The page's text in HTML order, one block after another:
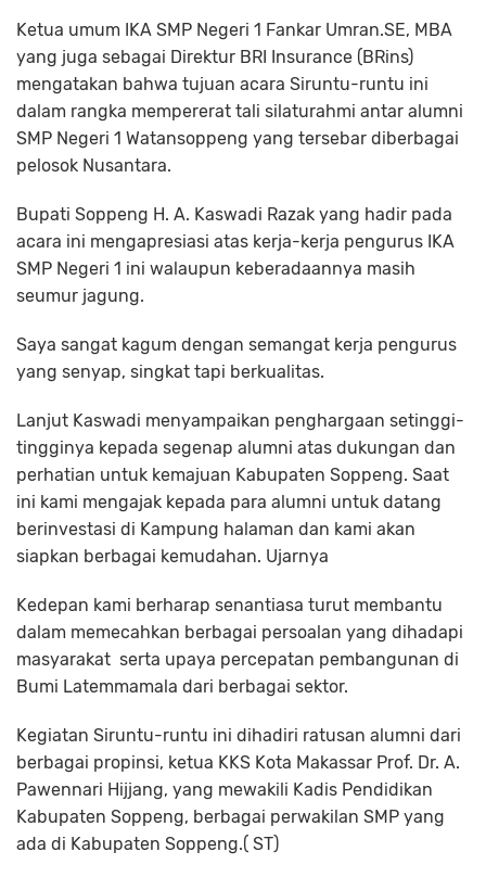
Ketua umum IKA SMP Negeri 1 Fankar Umran.SE, MBA
yang juga sebagai Direktur BRI Insurance (BRins)
mengatakan bahwa tujuan acara Siruntu-runtu ini
dalam rangka mempererat tali silaturahmi antar alumni
SMP Negeri 1 Watansoppeng yang tersebar diberbagai
pelosok Nusantara.
Bupati Soppeng H. A. Kaswadi Razak yang hadir pada
acara ini mengapresiasi atas kerja-kerja pengurus IKA
SMP Negeri 1 ini walaupun keberadaannya masih
seumur jagung.
Saya sangat kagum dengan semangat kerja pengurus
yang senyap, singkat tapi berkualitas.
Lanjut Kaswadi menyampaikan penghargaan setinggi-
tingginya kepada segenap alumni atas dukungan dan
perhatian untuk kemajuan Kabupaten Soppeng. Saat
ini kami mengajak kepada para alumni untuk datang
berinvestasi di Kampung halaman dan kami akan
siapkan berbagai kemudahan. Ujarnya
Kedepan kami berharap senantiasa turut membantu
dalam memecahkan berbagai persoalan yang dihadapi
masyarakat serta upaya percepatan pembangunan di
Bumi Latemmamala dari berbagai sektor.
Kegiatan Siruntu-runtu ini dihadiri ratusan alumni dari
berbagai propinsi, ketua KKS Kota Makassar Prof. Dr. A.
Pawennari Hijjang, yang mewakili Kadis Pendidikan
Kabupaten Soppeng, berbagai perwakilan SMP yang
ada di Kabupaten Soppeng.( ST)